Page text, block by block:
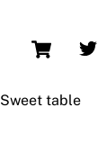
Cart
Sweet table